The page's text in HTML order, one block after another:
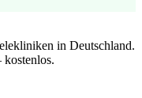
in Deutschland.